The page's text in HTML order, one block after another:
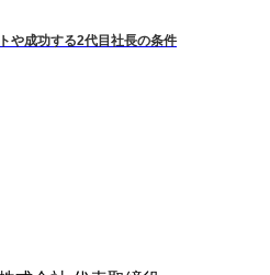
や成功する2代目社長の条件